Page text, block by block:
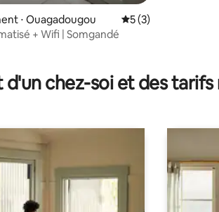
⋅ Ouagadougou Évaluation
5 (3)
+ Wifi | Somgandé
chez-soi et des